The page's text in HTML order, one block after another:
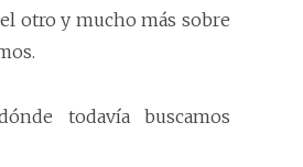
otro y mucho más sobre
todavía buscamos